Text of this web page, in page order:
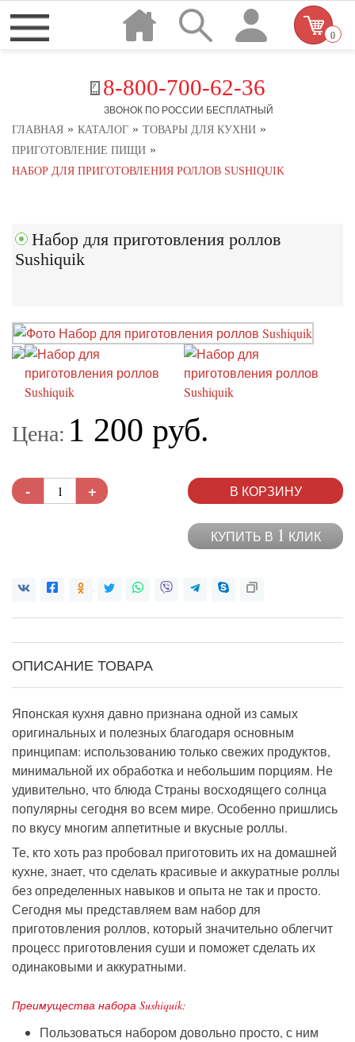
8-800-700-62-36
ЗВОНОК ПО РОССИИ БЕСПЛАТНЫЙ
0
ГЛАВНАЯ » КАТАЛОГ » ТОВАРЫ ДЛЯ КУХНИ »
ПРИГОТОВЛЕНИЕ ПИЩИ »
НАБОР ДЛЯ ПРИГОТОВЛЕНИЯ РОЛЛОВ SUSHIQUIK
Набор для приготовления роллов
Sushiquik
Цена: 1 200 руб.
- + В КОРЗИНУ
КУПИТЬ В 1 КЛИК
ОПИСАНИЕ ТОВАРА
Японская кухня давно признана одной из самых
оригинальных и полезных благодаря основным
принципам: использованию только свежих продуктов,
минимальной их обработка и небольшим порциям. Не
удивительно, что блюда Страны восходящего солнца
популярны сегодня во всем мире. Особенно пришлись
по вкусу многим аппетитные и вкусные роллы.
Те, кто хоть раз пробовал приготовить их на домашней
кухне, знает, что сделать красивые и аккуратные роллы
без определенных навыков и опыта не так и просто.
Сегодня мы представляем вам набор для
приготовления роллов, который значительно облегчит
процесс приготовления суши и поможет сделать их
одинаковыми и аккуратными.
Преимущества набора Sushiquik:
Пользоваться набором довольно просто, с ним